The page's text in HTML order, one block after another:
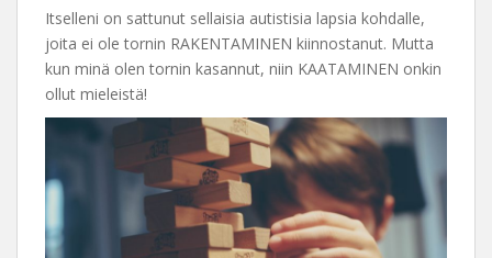
Itselleni on sattunut sellaisia autistisia lapsia kohdalle,
joita ei ole tornin RAKENTAMINEN kiinnostanut. Mutta
kun minä olen tornin kasannut, niin KAATAMINEN onkin
ollut mieleistä!